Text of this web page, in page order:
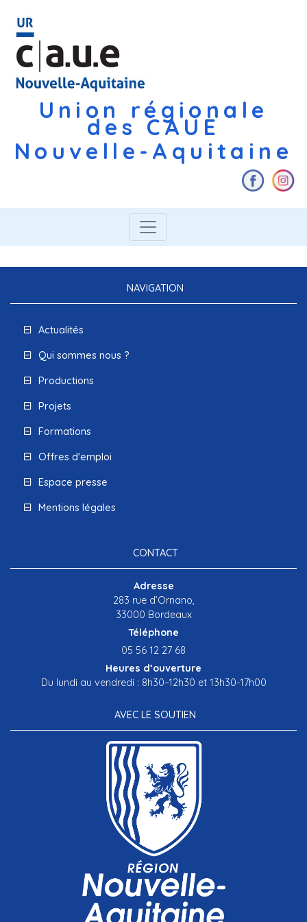
Union régionale
des CAUE
Nouvelle-Aquitaine
NAVIGATION
Actualités
Qui sommes nous ?
Productions
Projets
Formations
Offres d'emploi
Espace presse
Mentions légales
CONTACT
Adresse
283 rue d’Ornano,
33000 Bordeaux
Téléphone
05 56 12 27 68
Heures d’ouverture
Du lundi au vendredi : 8h30–12h30 et 13h30-17h00
AVEC LE SOUTIEN